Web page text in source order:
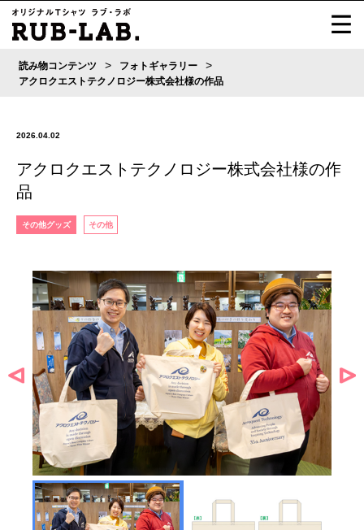
読み物コンテンツ > フォトギャラリー >
アクロクエストテクノロジー株式会社様の作品
2026.04.02
アクロクエストテクノロジー株式会社様の作
品
その他グッズ その他